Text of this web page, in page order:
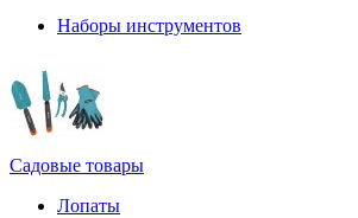
Наборы инструментов
Садовые товары
Лопаты